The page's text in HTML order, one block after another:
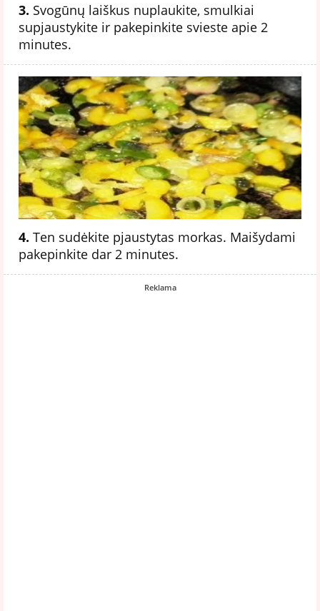
3. Svogūnų laiškus nuplaukite, smulkiai
supjaustykite ir pakepinkite svieste apie 2
minutes.
4. Ten sudėkite pjaustytas morkas. Maišydami
pakepinkite dar 2 minutes.
Reklama